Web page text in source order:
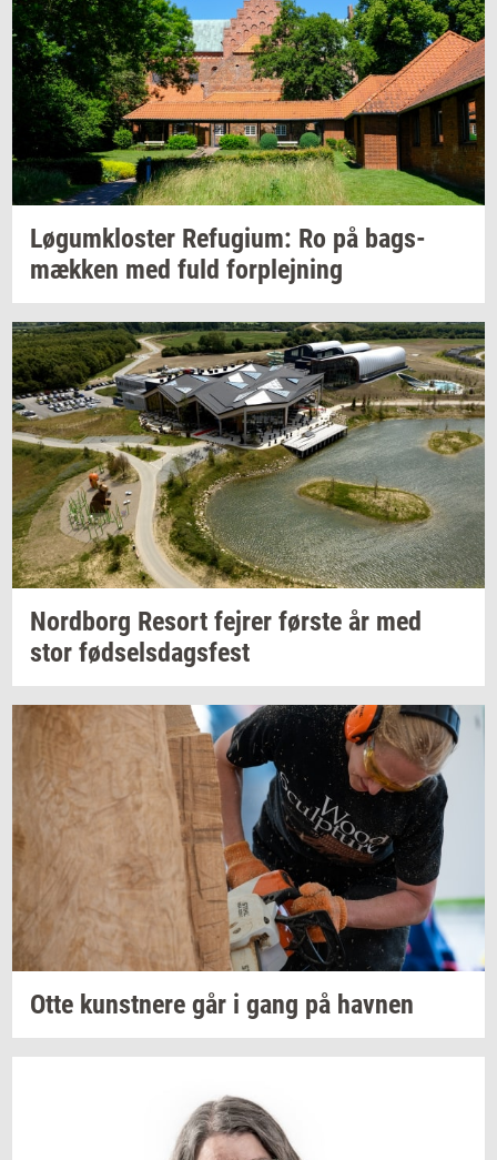
Løgum­klo­ster Re­fu­gi­um: Ro på bags­
mæk­ken med fuld for­plej­ning
Nord­borg Resort fejrer før­ste år med
stor fød­sels­dags­fest
Otte kunst­ne­re går i gang på hav­nen